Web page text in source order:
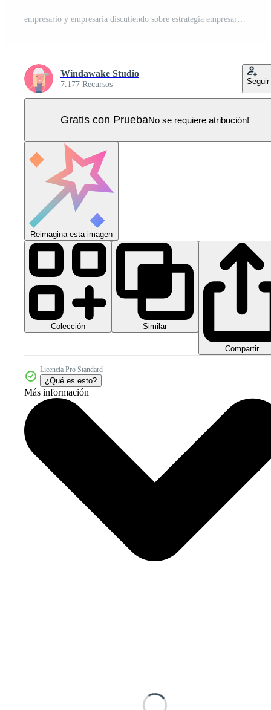
empresario y empresaria discutiendo sobre estrategia empresarial en la oficina. trabajando juntos y en equipo. vector de estilo de línea fina de personaje de dibujos animados. Vector Pro
Windawake Studio
7.177 Recursos Seguir
Gratis con PruebaNo se requiere atribución!
Reimagina esta imagen
Colección Similar
Compartir
Licencia Pro Standard
¿Qué es esto?
Más información